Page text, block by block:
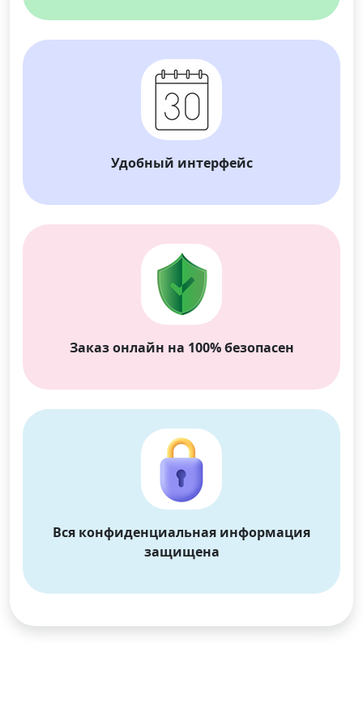
Удобный интерфейс
Заказ онлайн на 100% безопасен
Вся конфиденциальная информация
защищена